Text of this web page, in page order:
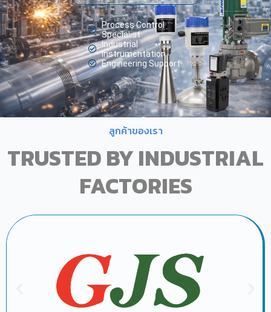
Process Control
Specialist
Industrial
Instrumentation
Engineering Support
ลูกค้าของเรา
TRUSTED BY INDUSTRIAL
FACTORIES